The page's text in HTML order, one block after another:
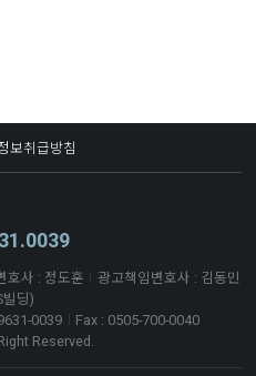
보취급방침
호사 : 정도훈
광고책임변호사 : 김동민
딩)
0039
Fax : 0505-700-0040
Reserved.